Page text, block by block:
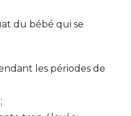
du bébé qui se
les périodes de